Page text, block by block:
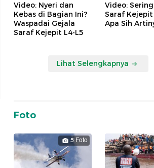
Video: Nyeri dan
Kebas di Bagian Ini?
Waspadai Gejala
Saraf Kejepit L4-L5
Video:
Saraf Kejepit
Apa Sih
Lihat Selengkapnya
Foto
5 Foto